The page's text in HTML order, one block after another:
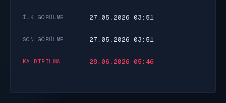
İLK GÖRÜLME 27.05.2026 03:51
SON GÖRÜLME 27.05.2026 03:51
KALDIRILMA 28.06.2026 05:46